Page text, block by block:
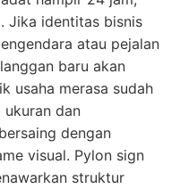
Jika identitas bisnis
atau pejalan
baru akan
usaha merasa sudah
ukuran dan
dengan
visual. Pylon sign
struktur